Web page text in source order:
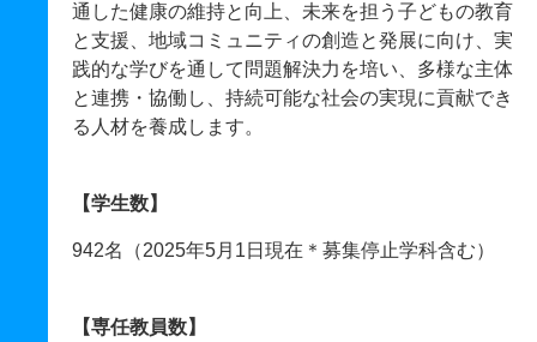
通した健康の維持と向上、未来を担う子どもの教育
と支援、地域コミュニティの創造と発展に向け、実
践的な学びを通して問題解決力を培い、多様な主体
と連携・協働し、持続可能な社会の実現に貢献でき
る人材を養成します。
【学生数】
942名（2025年5月1日現在＊募集停止学科含む）
【専任教員数】